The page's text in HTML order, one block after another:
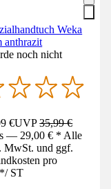
Weka
anthrazit
noch nicht
€UVP35,99 €
— 29,00 € * Alle
MwSt. und ggf.
pro
*/ ST